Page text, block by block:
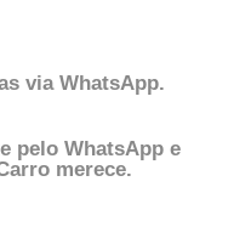
via WhatsApp.
pelo WhatsApp e
merece.